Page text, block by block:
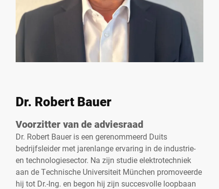
Dr. Robert Bauer
Voorzitter van de adviesraad
Dr. Robert Bauer is een gerenommeerd Duits
bedrijfsleider met jarenlange ervaring in de industrie-
en technologiesector. Na zijn studie elektrotechniek
aan de Technische Universiteit München promoveerde
hij tot Dr.-Ing. en begon hij zijn succesvolle loopbaan